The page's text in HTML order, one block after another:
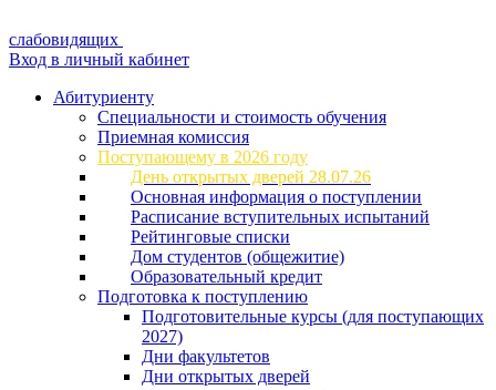
слабовидящих
Вход в личный кабинет
Абитуриенту
Специальности и стоимость обучения
Приемная комиссия
Поступающему в 2026 году
День открытых дверей 28.07.26
Основная информация о поступлении
Расписание вступительных испытаний
Рейтинговые списки
Дом студентов (общежитие)
Образовательный кредит
Подготовка к поступлению
Подготовительные курсы (для поступающих
2027)
Дни факультетов
Дни открытых дверей